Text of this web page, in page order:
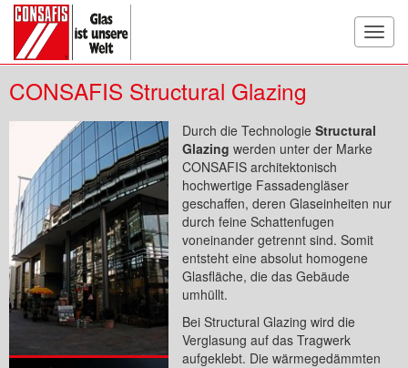
CONSAFIS Structural Glazing
Durch die TechnologieStructural
Glazing werden unter der Marke
CONSAFIS architektonisch
hochwertige Fassadengläser
geschaffen, deren Glaseinheiten nur
durch feine Schattenfugen
voneinander getrennt sind. Somit
entsteht eine absolut homogene
Glasfläche, die das Gebäude
umhüllt.
Bei Structural Glazing wird die
Verglasung auf das Tragwerk
aufgeklebt. Die wärmegedämmten